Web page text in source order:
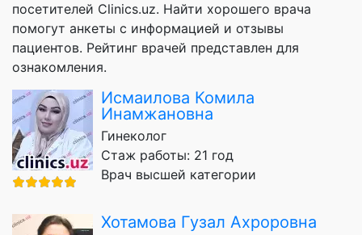
посетителей Clinics.uz. Найти хорошего врача
помогут анкеты с информацией и отзывы
пациентов. Рейтинг врачей представлен для
ознакомления.
Исмаилова Комила
Инамжановна
Гинеколог
Стаж работы: 21 год
Врач высшей категории
Хотамова Гузал Ахроровна